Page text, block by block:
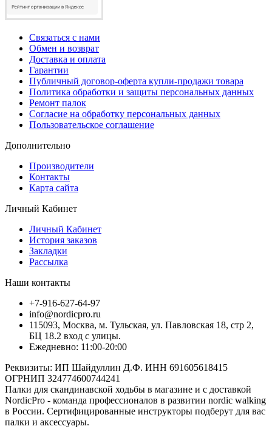
Связаться с нами
Обмен и возврат
Доставка и оплата
Гарантии
Публичный договор-оферта купли-продажи товара
Политика обработки и защиты персональных данных
Ремонт палок
Согласие на обработку персональных данных
Пользовательское соглашение
Дополнительно
Производители
Контакты
Карта сайта
Личный Кабинет
Личный Кабинет
История заказов
Закладки
Рассылка
Наши контакты
+7-916-627-64-97
info@nordicpro.ru
115093, Москва, м. Тульская, ул. Павловская 18, стр 2,
БЦ 18.2 вход с улицы.
Ежедневно: 11:00-20:00
Реквизиты: ИП Шайдуллин Д.Ф. ИНН 691605618415
ОГРНИП 324774600744241
Палки для скандинавской ходьбы в магазине и с доставкой
NordicPro - команда профессионалов в развитии nordic walking
в России. Сертифицированные инструкторы подберут для вас
палки и аксессуары.